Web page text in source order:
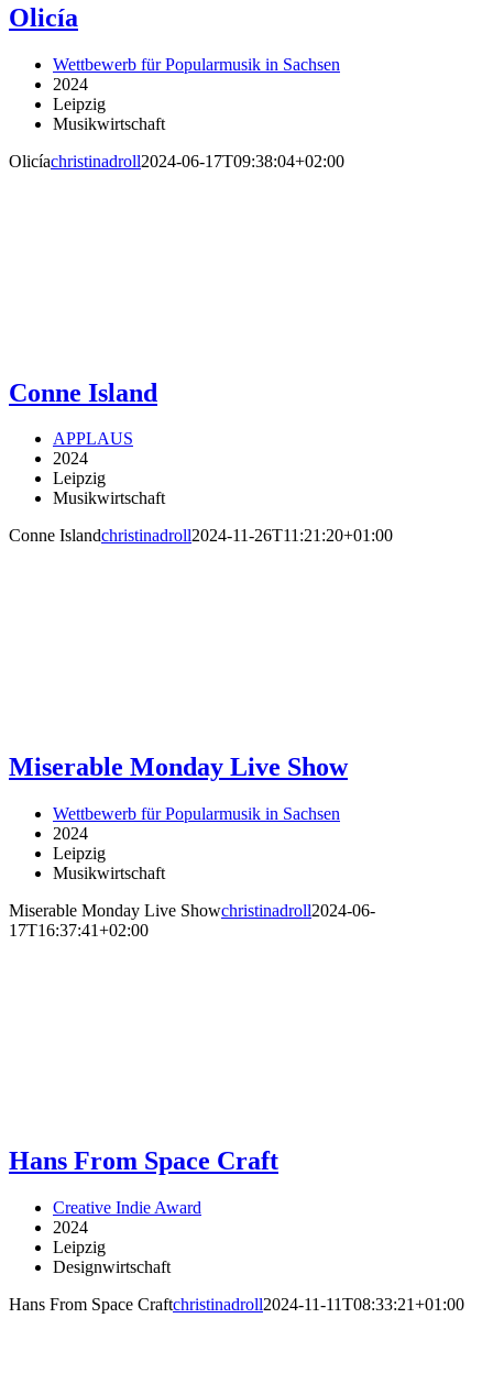
Olicía
Wettbewerb für Popularmusik in Sachsen
2024
Leipzig
Musikwirtschaft
Olicíachristinadroll2024-06-17T09:38:04+02:00
Conne Island
APPLAUS
2024
Leipzig
Musikwirtschaft
Conne Islandchristinadroll2024-11-26T11:21:20+01:00
Miserable Monday Live Show
Wettbewerb für Popularmusik in Sachsen
2024
Leipzig
Musikwirtschaft
Miserable Monday Live Showchristinadroll2024-06-
17T16:37:41+02:00
Hans From Space Craft
Creative Indie Award
2024
Leipzig
Designwirtschaft
Hans From Space Craftchristinadroll2024-11-11T08:33:21+01:00